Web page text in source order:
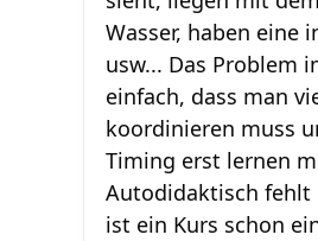
Wasser, haben eine
usw... Das Problem
einfach, dass man
koordinieren muss
Timing erst lernen
Autodidaktisch fehlt
ist ein Kurs schon